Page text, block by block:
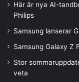
Här är nya AI-
Philips
Samsung lanserar
Samsung Galaxy Z
Stor
veta